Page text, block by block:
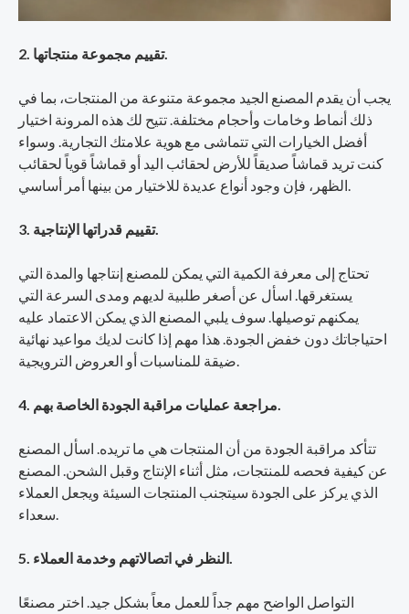
2. تقييم مجموعة منتجاتها.
يجب أن يقدم المصنع الجيد مجموعة متنوعة من المنتجات، بما في
ذلك أنماط وخامات وأحجام مختلفة. تتيح لك هذه المرونة اختيار
أفضل الخيارات التي تتماشى مع هوية علامتك التجارية. وسواء
كنت تريد قماشاً صديقاً للأرض لحقائب اليد أو قماشاً قوياً لحقائب
الظهر، فإن وجود أنواع عديدة للاختيار من بينها أمر أساسي.
3. تقييم قدراتها الإنتاجية.
تحتاج إلى معرفة الكمية التي يمكن للمصنع إنتاجها والمدة التي
يستغرقها. اسأل عن أصغر طلبية لديهم ومدى السرعة التي
يمكنهم توصيلها. سوف يلبي المصنع الذي يمكن الاعتماد عليه
احتياجاتك دون خفض الجودة. هذا مهم إذا كانت لديك مواعيد نهائية
ضيقة للمناسبات أو العروض الترويجية.
4. مراجعة عمليات مراقبة الجودة الخاصة بهم.
تتأكد مراقبة الجودة من أن المنتجات هي ما تريده. اسأل المصنع
عن كيفية فحصه للمنتجات، مثل أثناء الإنتاج وقبل الشحن. المصنع
الذي يركز على الجودة سيتجنب المنتجات السيئة ويجعل العملاء
سعداء.
5. النظر في اتصالاتهم وخدمة العملاء.
التواصل الواضح مهم جداً للعمل معاً بشكل جيد. اختر مصنعًا